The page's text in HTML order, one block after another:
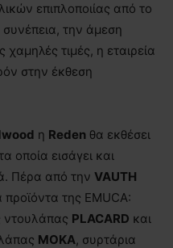
επιπλοποιίας από το
την άμεση
τιμές, η εταιρεία
στην έκθεση
η Reden θα εκθέσει
οποία εισάγει και
Πέρα από την VAUTH
προϊόντα της EMUCA:
ντουλάπας PLACARD και
ΜΟΚΑ, συρτάρια